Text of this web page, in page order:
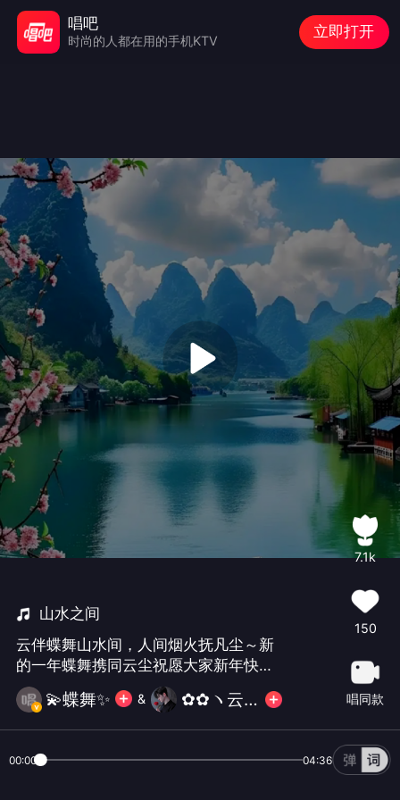
山水之间
云伴蝶舞山水间，人间烟火抚凡尘～新
的一年蝶舞携同云尘祝愿大家新年快乐
🎉人生之路如同山水之间，风景如画，
美好无限❤️#第三年##新年快乐##中国
风#
💫蝶舞✨ & ✿✿ヽ云尘ノ✿
7.1k
150
唱同款
00:00 04:36
唱吧
时尚的人都在用的手机KTV
立即打开